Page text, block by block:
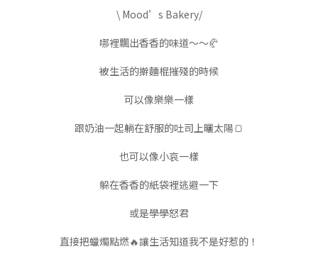
\ Mood’s Bakery/
哪裡飄出香香的味道～～🥐
被生活的擀麵棍摧殘的時候
可以像樂樂一樣
跟奶油一起躺在舒服的吐司上曬太陽🍞
也可以像小哀一樣
躲在香香的紙袋裡逃避一下
或是學學怒君
直接把蠟燭點燃🔥讓生活知道我不是好惹的！